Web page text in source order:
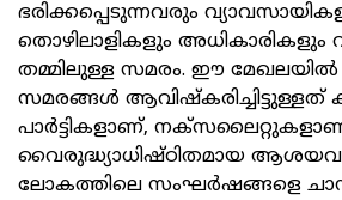
ഭരിക്കപ്പെടുന്നവരും
തൊഴിലാളികളും അധികാരികളും
തമ്മിലുള്ള സമരം. ഈ
സമരങ്ങള്‍ ആവിഷ്‌കരിച്ചിട്ടുള്ളത്
പാര്‍ട്ടികളാണ്,
വൈരുദ്ധ്യാധിഷ്ഠിതമായ
ലോകത്തിലെ സംഘര്‍ഷങ്ങളെ